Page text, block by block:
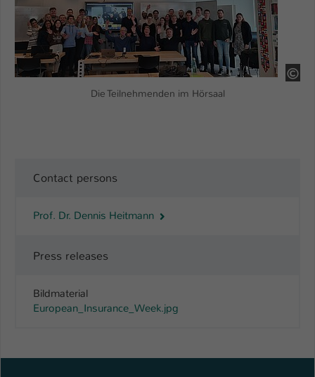
Die Teilnehmenden im Hörsaal
Contact persons
Prof. Dr. Dennis Heitmann
Press releases
Bildmaterial
European_Insurance_Week.jpg
Name be_typo_user
Anbieter TYPO3
1 Tag
zu verwalten.